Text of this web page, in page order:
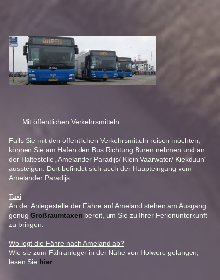
· Mit öffentlichen Verkehrsmitteln
Falls Sie mit den öffentlichen Verkehrsmitteln reisen möchten,
können Sie am Hafen den Bus Richtung Buren nehmen und an
der Haltestelle „Amelander Paradijs/ Klein Vaarwater/ Kiekduun“
aussteigen. Dort befindet sich auch der Haupteingang vom
Amelander Paradijs.
Taxi
An der Anlegestelle der Fähre auf Ameland stehen am Ausgang
genug Großraumtaxen bereit, um Sie zu Ihrer Ferienunterkunft
zu bringen.
Wo legt die Fähre nach Ameland ab?
Wie sie zum Fähranleger in der Nähe von Holwerd gelangen,
lesen Sie hier.